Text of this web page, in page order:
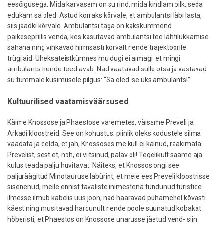
eesõigusega. Mida karvasem on su rind, mida kindlam pilk, seda
edukam sa oled. Astud korraks kõrvale, et ambulantsi läbi lasta,
siis jäädki kõrvale. Ambulantsi taga on kakskümmend
päikeseprillis venda, kes kasutavad ambulantsi tee lahtilükkamise
sahana ning vihkavad hirmsasti kõrvalt nende trajektoorile
trügijaid. Üheksateistkümnes muidugi ei aimagi, et mingi
ambulants nende teed avab. Nad vaatavad sulle otsa ja vastavad
su tummale küsimusele pilgus: “Sa oled ise üks ambulants!”
Kultuurilised vaatamisväärsused
Käime Knossose ja Phaestose varemetes, väisame Preveli ja
Arkadi kloostreid. See on kohustus, piinlik oleks kodustele silma
vaadata ja öelda, et jah, Knossoses me küll ei käinud, rääkimata
Prevelist, sest et, noh, ei viitsinud, palav oli! Tegelikult saame aja
kulus teada palju huvitavat. Näiteks, et Knossos ongi see
paljuräägitud Minotauruse labürint, et meie ees Preveli kloostrisse
sisenenud, meile ennist tavaliste inimestena tundunud turistide
ilmesse ilmub kabelis uus joon, nad haaravad pühamehel kõvasti
käest ning musitavad hardunult nende poole suunatud kobakat
hõberisti, et Phaestos on Knossose unarusse jäetud vend- siin